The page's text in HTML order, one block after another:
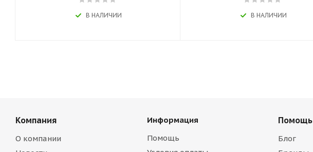
В НАЛИЧИИ В НАЛИЧИИ
Компания
О компании
Информация
Помощь
Помощь
Блог